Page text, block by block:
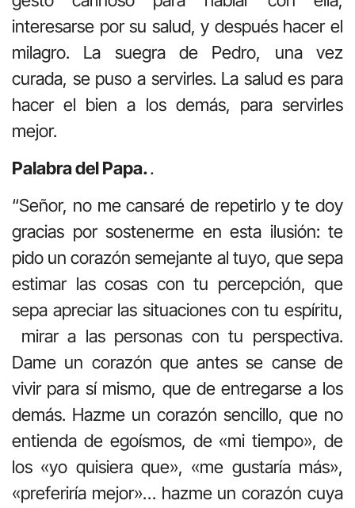
interesarse por su salud, y después hacer el
milagro. La suegra de Pedro, una vez
curada, se puso a servirles. La salud es para
hacer el bien a los demás, para servirles
mejor.
Palabra del Papa..
“Señor, no me cansaré de repetirlo y te doy
gracias por sostenerme en esta ilusión: te
pido un corazón semejante al tuyo, que sepa
estimar las cosas con tu percepción, que
sepa apreciar las situaciones con tu espíritu,
mirar a las personas con tu perspectiva.
Dame un corazón que antes se canse de
vivir para sí mismo, que de entregarse a los
demás. Hazme un corazón sencillo, que no
entienda de egoísmos, de «mi tiempo», de
los «yo quisiera que», «me gustaría más»,
«preferiría mejor»… hazme un corazón cuya